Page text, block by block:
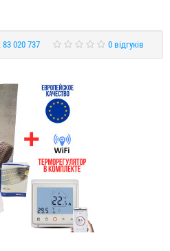
83 020 737 0 відгуків